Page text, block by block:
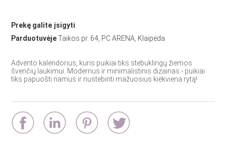
Prekę galite įsigyti:
ParduotuvėjeTaikos pr. 64, PC ARENA, Klaipėda
Advento kalendorius, kuris puikiai tiks stebuklingų žiemos
švenčių laukimui. Modernus ir minimalistinis dizainas - puikiai
tiks papuošti namus ir nustebinti mažuosius kiekviena rytą!